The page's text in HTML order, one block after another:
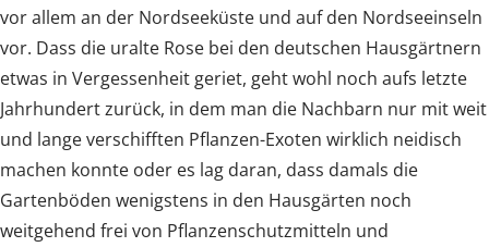
vor allem an der Nordseeküste und auf den Nordseeinseln
vor. Dass die uralte Rose bei den deutschen Hausgärtnern
etwas in Vergessenheit geriet, geht wohl noch aufs letzte
Jahrhundert zurück, in dem man die Nachbarn nur mit weit
und lange verschifften Pflanzen-Exoten wirklich neidisch
machen konnte oder es lag daran, dass damals die
Gartenböden wenigstens in den Hausgärten noch
weitgehend frei von Pflanzenschutzmitteln und